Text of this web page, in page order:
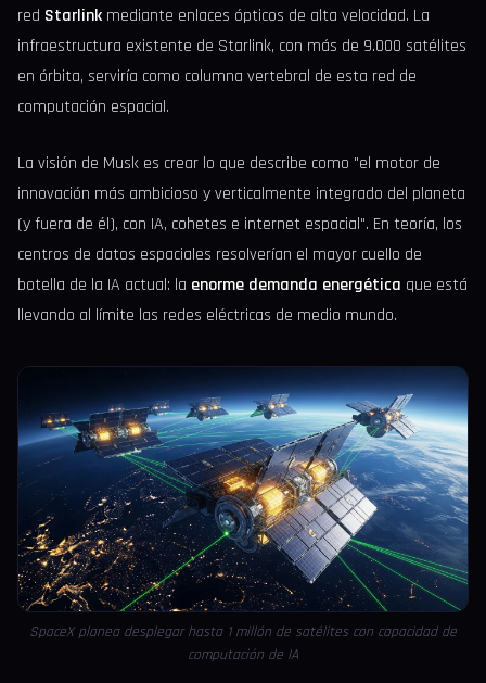
red Starlink mediante enlaces ópticos de alta velocidad. La
infraestructura existente de Starlink, con más de 9.000 satélites
en órbita, serviría como columna vertebral de esta red de
computación espacial.
La visión de Musk es crear lo que describe como "el motor de
innovación más ambicioso y verticalmente integrado del planeta
(y fuera de él), con IA, cohetes e internet espacial". En teoría, los
centros de datos espaciales resolverían el mayor cuello de
botella de la IA actual: la enorme demanda energética que está
llevando al límite las redes eléctricas de medio mundo.
SpaceX planea desplegar hasta 1 millón de satélites con capacidad de
computación de IA